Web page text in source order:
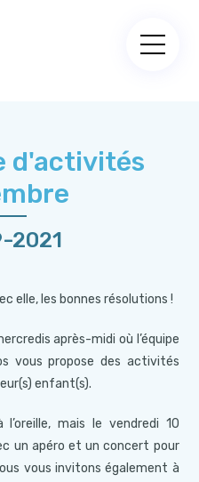
d'activités
2021
elle, les bonnes résolutions !
après-midi où l’équipe
vous propose des activités
enfant(s).
mais le vendredi 10
un apéro et un concert pour
vous invitons également à